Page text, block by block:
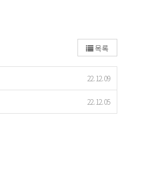
목록
22.12.09
22.12.05